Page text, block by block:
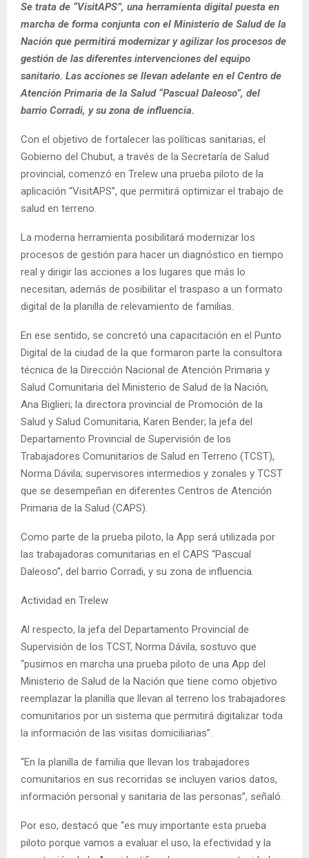
Se trata de “VisitAPS”, una herramienta digital puesta en
marcha de forma conjunta con el Ministerio de Salud de la
Nación que permitirá modernizar y agilizar los procesos de
gestión de las diferentes intervenciones del equipo
sanitario. Las acciones se llevan adelante en el Centro de
Atención Primaria de la Salud “Pascual Daleoso”, del
barrio Corradi, y su zona de influencia.
Con el objetivo de fortalecer las políticas sanitarias, el
Gobierno del Chubut, a través de la Secretaría de Salud
provincial, comenzó en Trelew una prueba piloto de la
aplicación “VisitAPS”, que permitirá optimizar el trabajo de
salud en terreno.
La moderna herramienta posibilitará modernizar los
procesos de gestión para hacer un diagnóstico en tiempo
real y dirigir las acciones a los lugares que más lo
necesitan, además de posibilitar el traspaso a un formato
digital de la planilla de relevamiento de familias.
En ese sentido, se concretó una capacitación en el Punto
Digital de la ciudad de la que formaron parte la consultora
técnica de la Dirección Nacional de Atención Primaria y
Salud Comunitaria del Ministerio de Salud de la Nación,
Ana Biglieri; la directora provincial de Promoción de la
Salud y Salud Comunitaria, Karen Bender; la jefa del
Departamento Provincial de Supervisión de los
Trabajadores Comunitarios de Salud en Terreno (TCST),
Norma Dávila; supervisores intermedios y zonales y TCST
que se desempeñan en diferentes Centros de Atención
Primaria de la Salud (CAPS).
Como parte de la prueba piloto, la App será utilizada por
las trabajadoras comunitarias en el CAPS “Pascual
Daleoso”, del barrio Corradi, y su zona de influencia.
Actividad en Trelew
Al respecto, la jefa del Departamento Provincial de
Supervisión de los TCST, Norma Dávila, sostuvo que
“pusimos en marcha una prueba piloto de una App del
Ministerio de Salud de la Nación que tiene como objetivo
reemplazar la planilla que llevan al terreno los trabajadores
comunitarios por un sistema que permitirá digitalizar toda
la información de las visitas domiciliarias”.
“En la planilla de familia que llevan los trabajadores
comunitarios en sus recorridas se incluyen varios datos,
información personal y sanitaria de las personas”, señaló.
Por eso, destacó que “es muy importante esta prueba
piloto porque vamos a evaluar el uso, la efectividad y la